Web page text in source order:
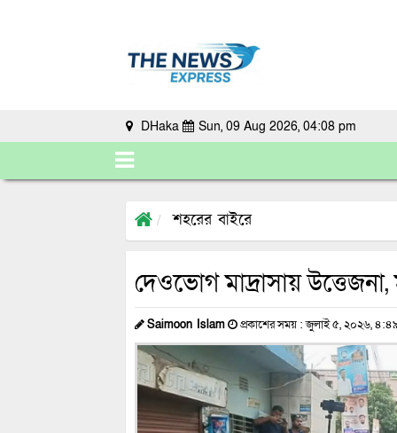
DHaka Sun, 09 Aug 2026, 04:08 pm
শহরের বাইরে
দেওভোগ মাদ্রাসায়
Saimoon Islam প্রকাশের সময় : জুলাই ৫, ২০২৬,